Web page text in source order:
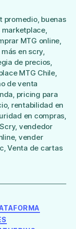
promedio, buenas
marketplace,
MTG online,
en scry,
de precios,
MTG Chile,
de venta
, pricing para
, rentabilidad en
en compras,
, vendedor
, vender
,Venta de cartas